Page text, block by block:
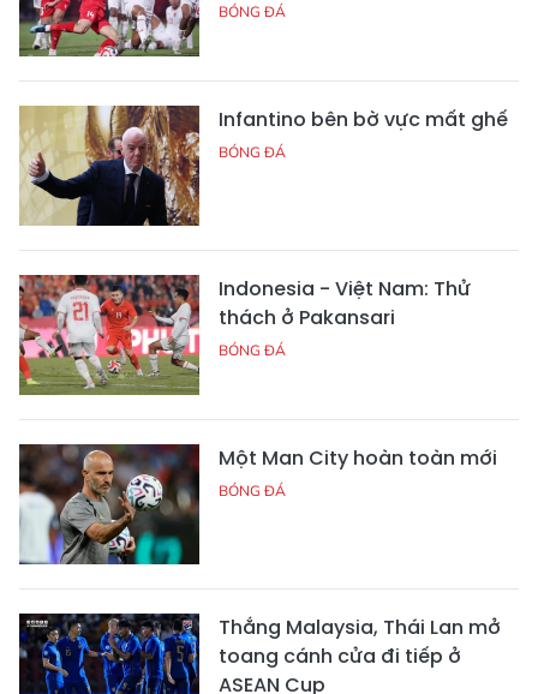
BÓNG ĐÁ
Infantino bên bờ vực mất ghế
BÓNG ĐÁ
Indonesia - Việt Nam: Thử
thách ở Pakansari
BÓNG ĐÁ
Một Man City hoàn toàn mới
BÓNG ĐÁ
Thắng Malaysia, Thái Lan mở
toang cánh cửa đi tiếp ở
ASEAN Cup